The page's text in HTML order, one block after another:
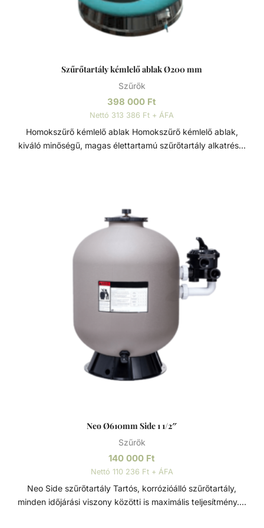
Szűrőtartály kémlelő ablak Ø200 mm
Szűrők
398 000 Ft
Nettó 313 386 Ft + ÁFA
Homokszűrő kémlelő ablak Homokszűrő kémlelő ablak,
kiváló minőségű, magas élettartamú szűrőtartály alkatrész.
melyek nem csak a látványt rontják, de a fürdőzők
egészségére is veszélyesek lehetnek. A szűrőtartály a
vízforgató készülék segítségével az egészen finom
szennyeződéseket is kiszűrhetik a vízből, amelyek így
fennakadnak a szűrőközegen.
Neo Ø610mm Side 1 1/2″
Szűrők
140 000 Ft
Nettó 110 236 Ft + ÁFA
Neo Side szűrőtartály Tartós, korrózióálló szűrőtartály,
minden időjárási viszony közötti is maximális teljesítmény. 7